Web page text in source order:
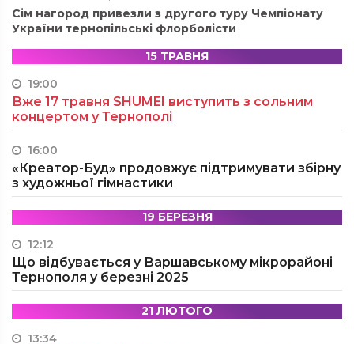
Сім нагород привезли з другого туру Чемпіонату
України тернопільські флорболісти
15 ТРАВНЯ
19:00
Вже 17 травня SHUMEI виступить з сольним
концертом у Тернополі
16:00
«Креатор-Буд» продовжує підтримувати збірну
з художньої гімнастики
19 БЕРЕЗНЯ
12:12
Що відбувається у Варшавському мікрорайоні
Тернополя у березні 2025
21 ЛЮТОГО
13:34